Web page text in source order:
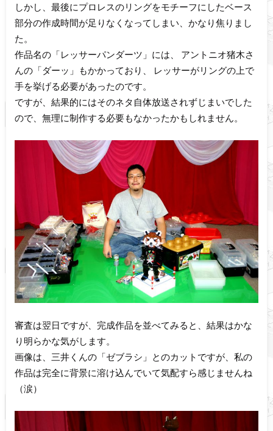
しかし、最後にプロレスのリングをモチーフにしたベース
部分の作成時間が足りなくなってしまい、かなり焦りまし
た。
作品名の「レッサーパンダーツ」には、 アントニオ猪木さ
んの「ダーッ」もかかっており、 レッサーがリングの上で
手を挙げる必要があったのです。
ですが、結果的にはそのネタ自体放送されずじまいでした
ので、無理に制作する必要もなかったかもしれません。
審査は翌日ですが、完成作品を並べてみると、結果はかな
り明らかな気がします。
画像は、三井くんの「ゼブラシ」とのカットですが、私の
作品は完全に背景に溶け込んでいて気配すら感じませんね
（涙）